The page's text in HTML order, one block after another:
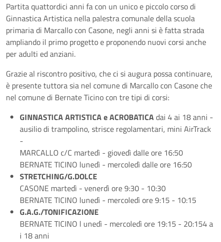
Partita quattordici anni fa con un unico e piccolo corso di
Ginnastica Artistica nella palestra comunale della scuola
primaria di Marcallo con Casone, negli anni si è fatta strada
ampliando il primo progetto e proponendo nuovi corsi anche
per adulti ed anziani.
Grazie al riscontro positivo, che ci si augura possa continuare,
è presente tuttora sia nel comune di Marcallo con Casone che
nel comune di Bernate Ticino con tre tipi di corsi:
GINNASTICA ARTISTICA e ACROBATICAdai 4 ai 18 anni -
ausilio di trampolino, strisce regolamentari, mini AirTrack
-
MARCALLO c/C martedì - giovedì dalle ore 16:50
BERNATE TICINO lunedì - mercoledì dalle ore 16:50
STRETCHING/G.DOLCE
CASONE martedì - venerdì ore 9:30 - 10:30
BERNATE TICINO lunedì - mercoledì ore 9:15 - 10:15
G.A.G./TONIFICAZIONE
BERNATE TICINO l unedì - mercoledì ore 19:15 - 20:154 a
i 18 anni